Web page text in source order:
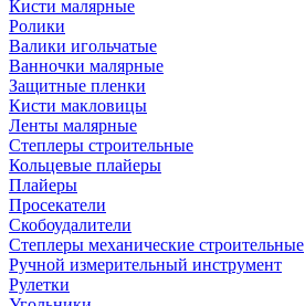
Кисти малярные
Ролики
Валики игольчатые
Ванночки малярные
Защитные пленки
Кисти макловицы
Ленты малярные
Степлеры строительные
Кольцевые плайеры
Плайеры
Просекатели
Скобоудалители
Степлеры механические строительные
Ручной измерительный инструмент
Рулетки